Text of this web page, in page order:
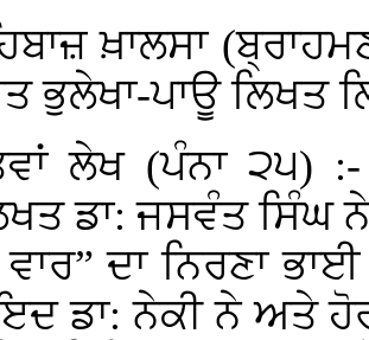
ਖ਼ਾਲਸਾ
ਭੁਲੇਖਾ-ਪਾਊ ਲਿਖਤ
ਲੇਖ (ਪੰਨਾ ੨੫)
ਡਾ: ਜਸਵੰਤ ਸਿੰਘ
ਵਾਰ” ਦਾ ਨਿਰਣਾ
ਡਾ: ਨੇਕੀ ਨੇ ਅਤੇ